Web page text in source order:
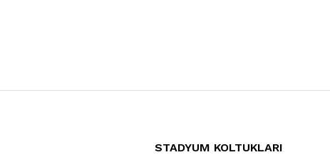
STADYUM KOLTUKLARI